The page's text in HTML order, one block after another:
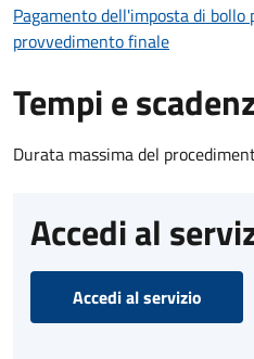
Pagamento dell'imposta di bollo
provvedimento finale
Tempi e
Durata massima del
Accedi al
Accedi al servizio